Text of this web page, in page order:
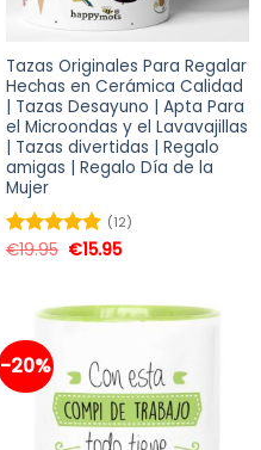
Tazas Originales Para Regalar
Hechas en Cerámica Calidad
| Tazas Desayuno | Apta Para
el Microondas y el Lavavajillas
| Tazas divertidas | Regalo
amigas | Regalo Día de la
Mujer
Valorado
(12)
€19.95 €15.95
-20%